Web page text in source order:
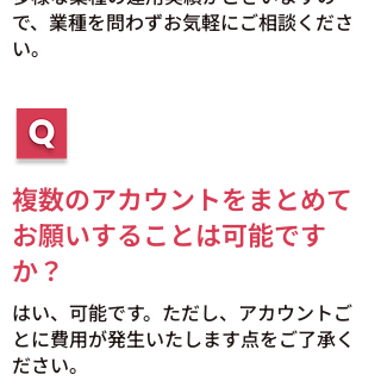
で、業種を問わずお気軽にご相談くださ
い。
複数のアカウントをまとめて
お願いすることは可能です
か？
はい、可能です。ただし、アカウントご
とに費用が発生いたします点をご了承く
ださい。